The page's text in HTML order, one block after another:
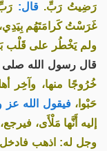
رَضِيتُ رَبِّ. قال:
غَرَسْتُ كَرامَتَهُم
ولم يَخْطُر على قَلْب
قال رسول الله صلى
خُرُوجًا منها، وآخِر
حَبْوا، فيقول الله عز
إليه أَنَّها مَلْأَى، فيرجع،
وجل له: اذهب فادخل